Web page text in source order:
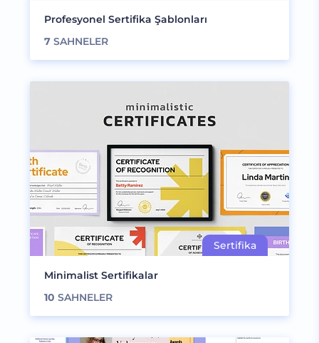
Profesyonel Sertifika Şablonları
7 SAHNELER
Minimalist Sertifikalar
10 SAHNELER